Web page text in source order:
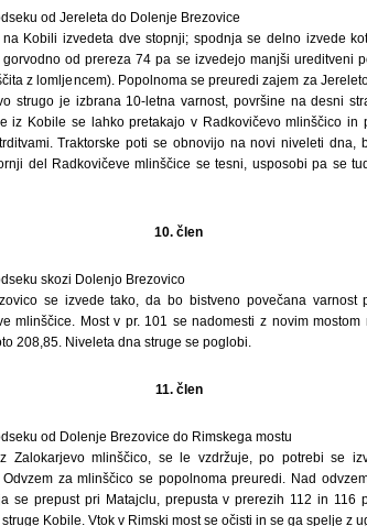
od Jereleta do Dolenje Brezovice
Kobili izvedeta dve stopnji; spodnja se delno izvede
od prereza 74 pa se izvedejo manjši ureditveni
z lomljencem). Popolnoma se preuredi zajem za
strugo je izbrana 10-letna varnost, površine na desni
iz Kobile se lahko pretakajo v Radkovičevo mlinščico
Traktorske poti se obnovijo na novi niveleti dna,
del Radkovičeve mlinščice se tesni, usposobi pa se
10. člen
skozi Dolenjo Brezovico
se izvede tako, da bo bistveno povečana
mlinščice. Most v pr. 101 se nadomesti z novim
208,85. Niveleta dna struge se poglobi.
11. člen
od Dolenje Brezovice do Rimskega mostu
Zalokarjevo mlinščico, se le vzdržuje, po potrebi se
za mlinščico se popolnoma preuredi. Nad
se prepust pri Matajclu, prepusta v prerezih 112 in 116
Kobile. Vtok v Rimski most se očisti in se ga spelje z